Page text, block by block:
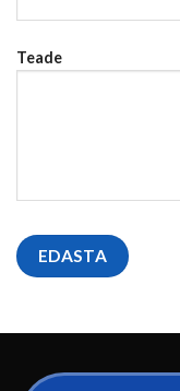
Teade